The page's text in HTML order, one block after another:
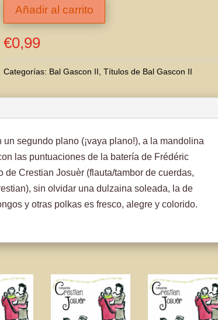
Añadir al carrito
€0,99
Categorías: Bal Gascon II, Títulos de Bal Gascon II
segundo plano (¡vaya plano!), a la mandolina
las puntuaciones de la batería de Frédéric
Crestian Josuèr (flauta/tambor de cuerdas,
sin olvidar una dulzaina soleada, la de
y otras polkas es fresco, alegre y colorido.